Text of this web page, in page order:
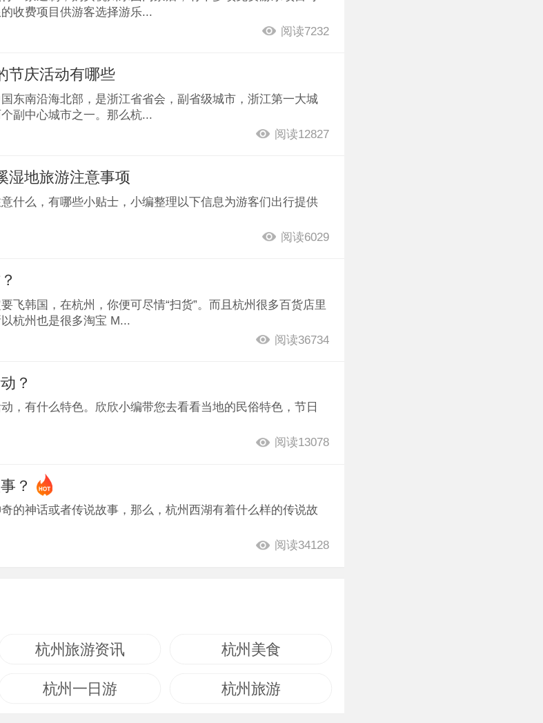
收费项目供游客选择游乐...
阅读7232
节庆活动有哪些
东南沿海北部，是浙江省省会，副省级城市，浙江第一大城
副中心城市之一。那么杭...
阅读12827
湿地旅游注意事项
什么，有哪些小贴士，小编整理以下信息为游客们出行提供
阅读6029
飞韩国，在杭州，你便可尽情“扫货”。而且杭州很多百货店里
杭州也是很多淘宝 M...
阅读36734
？
，有什么特色。欣欣小编带您去看看当地的民俗特色，节日
阅读13078
？
的神话或者传说故事，那么，杭州西湖有着什么样的传说故
阅读34128
杭州旅游资讯 杭州美食
杭州一日游 杭州旅游